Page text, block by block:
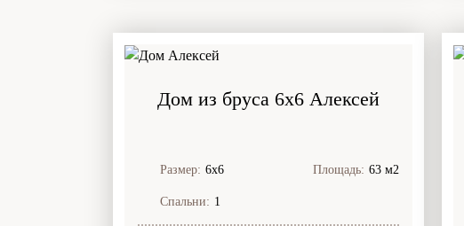
Дом из бруса 6x6 Алексей
Размер: 6х6 Площадь: 63 м2
Спальни: 1